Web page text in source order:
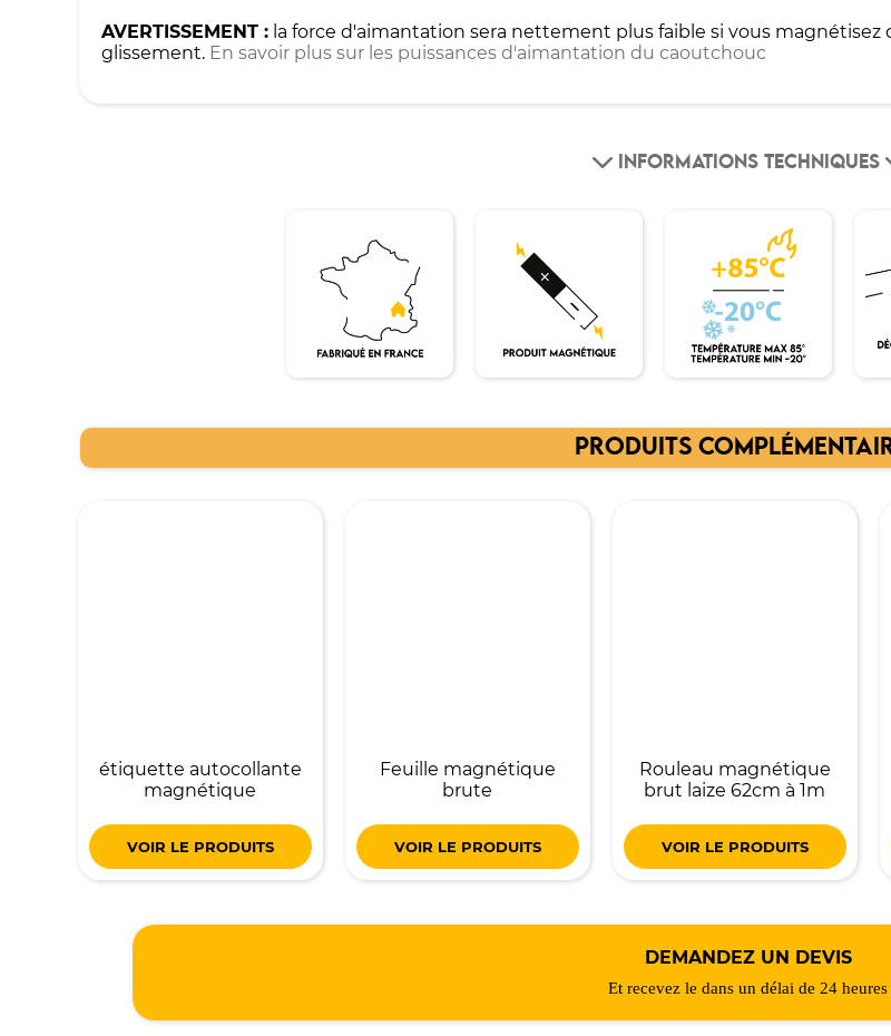
AVERTISSEMENT : la force d'aimantation sera nettement plus faible si vous magnétisez
glissement. En savoir plus sur les puissances d'aimantation du caoutchouc
INFORMATIONS TECHNIQUES
PRODUITS
étiquette autocollante
magnétique
VOIR LE PRODUITS
Feuille magnétique
brute
VOIR LE PRODUITS
Rouleau magnétique
brut laize 62cm à 1m
VOIR LE PRODUITS
DEMANDEZ UN DEVIS
Et recevez le dans un délai de 24 heures